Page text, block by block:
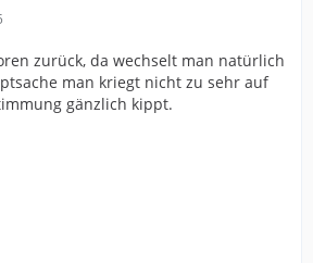
zurück, da wechselt man natürlich
man kriegt nicht zu sehr auf
gänzlich kippt.